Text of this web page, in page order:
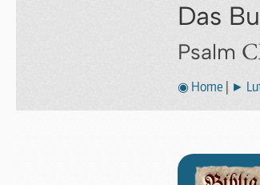
Das
Psalm
◉ Home ►